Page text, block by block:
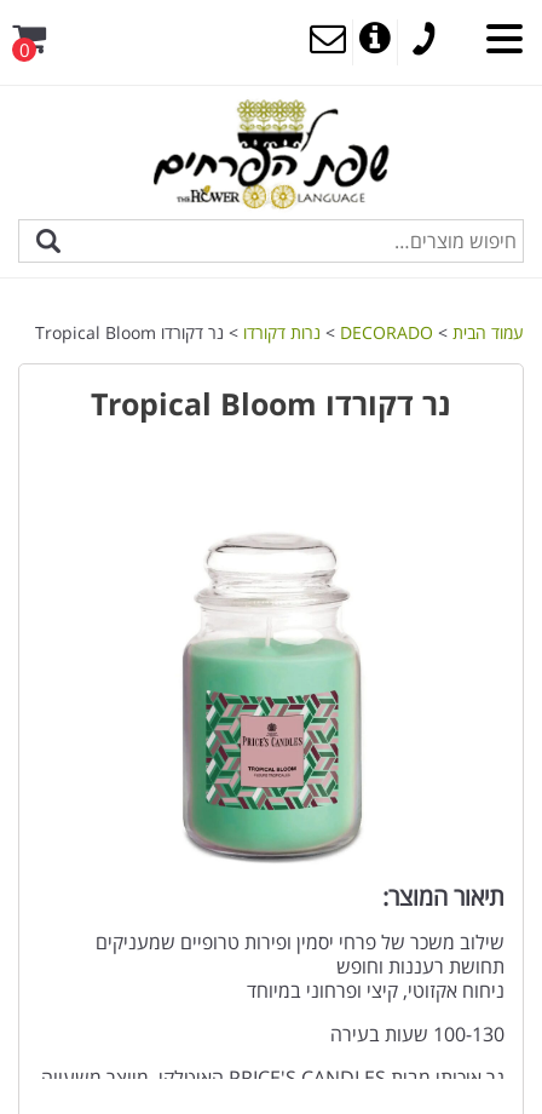
0
עמוד הבית >
DECORADO
> נרות דקורדו > נר דקורדו Tropical Bloom
נר דקורדו Tropical Bloom
תיאור המוצר:
שילוב משכר של פרחי יסמין ופירות טרופיים שמעניקים
תחושת רעננות וחופש
ניחוח אקזוטי, קיצי ופרחוני במיוחד
100-130 שעות בעירה
נר איכותי מבית PRICE'S CANDLES האיטלקי, מיוצר משעווה